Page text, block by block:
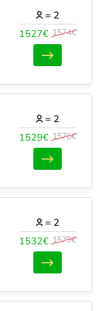
1527€ 1574€
= 2
1529€ 1576€
= 2
1532€ 1579€
= 2